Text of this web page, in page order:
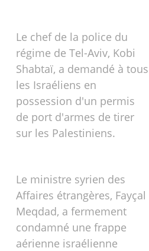
Le chef de la police du
régime de Tel-Aviv, Kobi
Shabtaï, a demandé à tous
les Israéliens en
possession d'un permis
de port d'armes de tirer
sur les Palestiniens.
Le ministre syrien des
Affaires étrangères, Fayçal
Meqdad, a fermement
condamné une frappe
aérienne israélienne